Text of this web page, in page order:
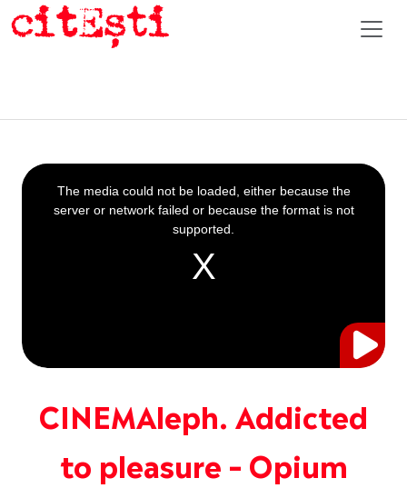
CINEMAleph. Addicted
to pleasure – Opium
This
is
a
The media could not be loaded, either because the
server or network failed or because the format is not
supported.